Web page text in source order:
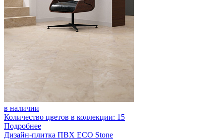
в наличии
Количество цветов в коллекции: 15
Подробнее
Дизайн-плитка ПВХ ECO Stone